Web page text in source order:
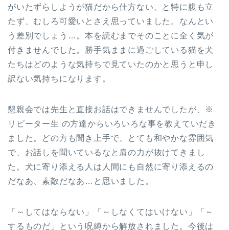
がいたずらしようが猫だから仕方ない、と特に腹も立
たず、むしろ可愛いとさえ思っていました。なんとい
う差別でしょう…。本を読むまでそのことに全く気が
付きませんでした。勝手気ままに過ごしている猫を犬
たちはどのような気持ちで見ていたのかと思うと申し
訳ない気持ちになります。
懇親会では先生と直接お話はできませんでしたが、※
リピーター生 の方達からいろいろな事を教えていだき
ました。どの方も聞き上手で、とても和やかな雰囲気
で、お話しを聞いているなと肩の力が抜けてきまし
た。犬に寄り添える人は人間にも自然に寄り添えるの
だなあ、素敵だなあ…と思いました。
「～してはならない」「～しなくてはいけない」「～
するものだ」という呪縛から解放されました。今後は